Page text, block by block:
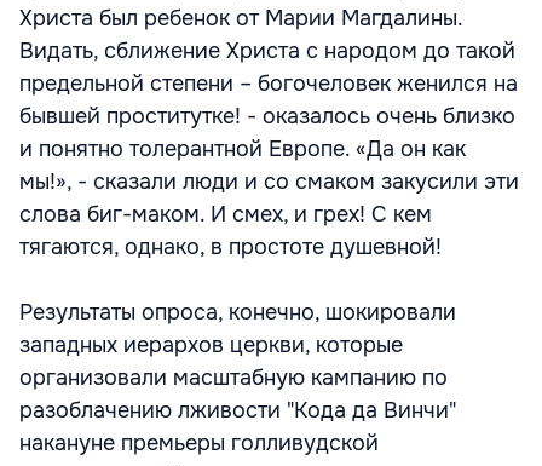
Христа был ребенок от Марии Магдалины.
Видать, сближение Христа с народом до такой
предельной степени – богочеловек женился на
бывшей проститутке! - оказалось очень близко
и понятно толерантной Европе. «Да он как
мы!», - сказали люди и со смаком закусили эти
слова биг-маком. И смех, и грех! С кем
тягаются, однако, в простоте душевной!
Результаты опроса, конечно, шокировали
западных иерархов церкви, которые
организовали масштабную кампанию по
разоблачению лживости "Кода да Винчи"
накануне премьеры голливудской